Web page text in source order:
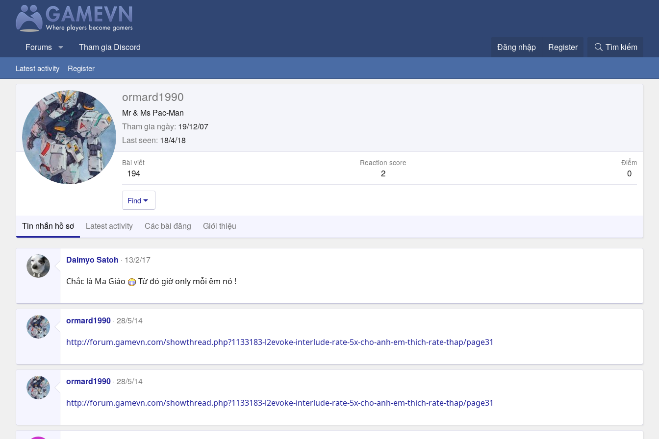
Forums Tham gia Discord Đăng nhập Register Tìm kiếm
Latest activity Register
ormard1990
Mr & Ms Pac-Man
Tham gia ngày 19/12/07
Last seen 18/4/18
Bài viết
194
Reaction score
2
Điểm
0
Find
Tin nhắn hồ sơ Latest activity Các bài đăng Giới thiệu
Daimyo Satoh 13/2/17
Chắc là Ma Giáo Từ đó giờ only mỗi êm nó !
ormard1990 28/5/14
http://forum.gamevn.com/showthread.php?1133183-l2evoke-interlude-rate-5x-cho-anh-em-thich-rate-thap/page31
ormard1990 28/5/14
http://forum.gamevn.com/showthread.php?1133183-l2evoke-interlude-rate-5x-cho-anh-em-thich-rate-thap/page31